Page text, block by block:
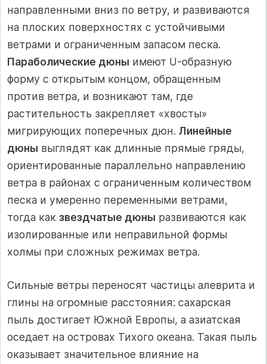
направленными вниз по ветру, и развиваются
на плоских поверхностях с устойчивыми
ветрами и ограниченным запасом песка.
Параболические дюны имеют U-образную
форму с открытым концом, обращенным
против ветра, и возникают там, где
растительность закрепляет «хвосты»
мигрирующих поперечных дюн. Линейные
дюны выглядят как длинные прямые гряды,
ориентированные параллельно направлению
ветра в районах с ограниченным количеством
песка и умеренно переменными ветрами,
тогда как звездчатые дюны развиваются как
изолированные или неправильной формы
холмы при сложных режимах ветра.
Сильные ветры переносят частицы алеврита и
глины на огромные расстояния: сахарская
пыль достигает Южной Европы, а азиатская
оседает на островах Тихого океана. Такая пыль
оказывает значительное влияние на